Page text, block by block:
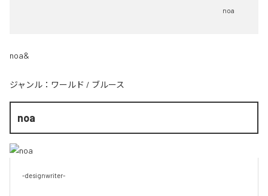
noa
noa&
ジャンル： ワールド / ブルース
noa
-designwriter-